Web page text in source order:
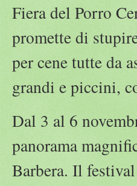
Fiera del Porro
promette di
per cene tutte da
grandi e piccini,
Dal 3 al 6
panorama
Barbera. Il